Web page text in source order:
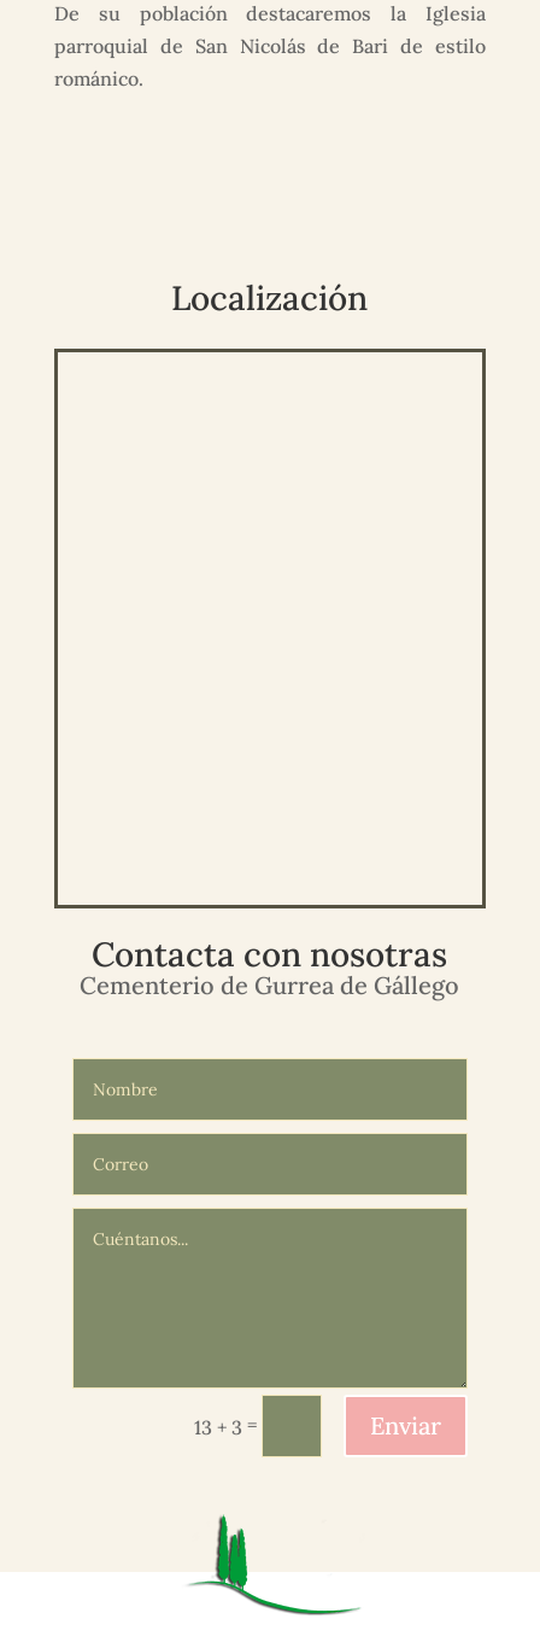
De su población destacaremos la Iglesia
parroquial de San Nicolás de Bari de estilo
románico.
Localización
Contacta con nosotras
Cementerio de Gurrea de Gállego
13 + 3 = Enviar